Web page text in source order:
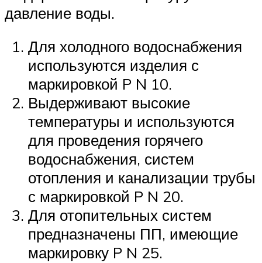
давление воды.
Для холодного водоснабжения
используются изделия с
маркировкой P N 10.
Выдерживают высокие
температуры и используются
для проведения горячего
водоснабжения, систем
отопления и канализации трубы
с маркировкой P N 20.
Для отопительных систем
предназначены ПП, имеющие
маркировку P N 25.